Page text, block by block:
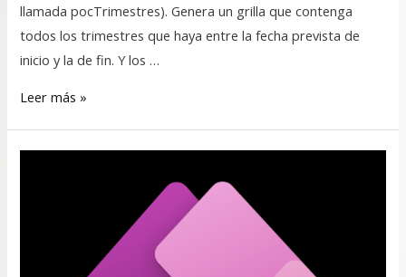
llamada pocTrimestres). Genera un grilla que contenga
todos los trimestres que haya entre la fecha prevista de
inicio y la de fin. Y los …
Leer más »